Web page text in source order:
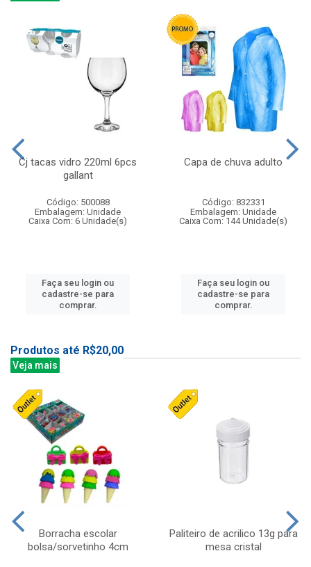
Cj tacas vidro 220ml 6pcs
gallant
Código: 500088
Embalagem: Unidade
Caixa Com: 6 Unidade(s)
Faça seu login ou
cadastre-se para
comprar.
Capa de chuva adulto
Código: 832331
Embalagem: Unidade
Caixa Com: 144 Unidade(s)
Faça seu login ou
cadastre-se para
comprar.
Produtos até R$20,00
Veja mais
Borracha escolar
bolsa/sorvetinho 4cm
Paliteiro de acrilico 13g para
mesa cristal